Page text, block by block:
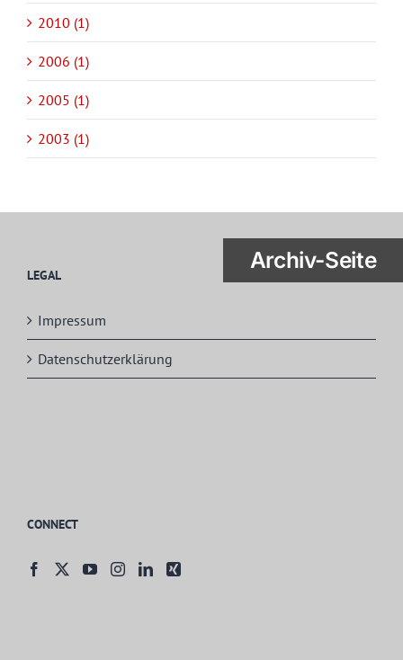
2010 (1)
2006 (1)
2005 (1)
2003 (1)
LEGAL
Impressum
Datenschutzerklärung
CONNECT
Archiv-Seite